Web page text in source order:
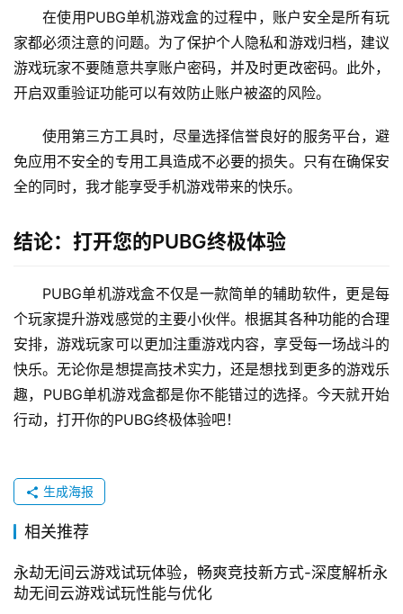
在使用PUBG单机游戏盒的过程中，账户安全是所有玩
家都必须注意的问题。为了保护个人隐私和游戏归档，建议
游戏玩家不要随意共享账户密码，并及时更改密码。此外，
开启双重验证功能可以有效防止账户被盗的风险。
使用第三方工具时，尽量选择信誉良好的服务平台，避
免应用不安全的专用工具造成不必要的损失。只有在确保安
全的同时，我才能享受手机游戏带来的快乐。
结论：打开您的PUBG终极体验
PUBG单机游戏盒不仅是一款简单的辅助软件，更是每
个玩家提升游戏感觉的主要小伙伴。根据其各种功能的合理
安排，游戏玩家可以更加注重游戏内容，享受每一场战斗的
快乐。无论你是想提高技术实力，还是想找到更多的游戏乐
趣，PUBG单机游戏盒都是你不能错过的选择。今天就开始
行动，打开你的PUBG终极体验吧！
生成海报
相关推荐
永劫无间云游戏试玩体验，畅爽竞技新方式-深度解析永
劫无间云游戏试玩性能与优化